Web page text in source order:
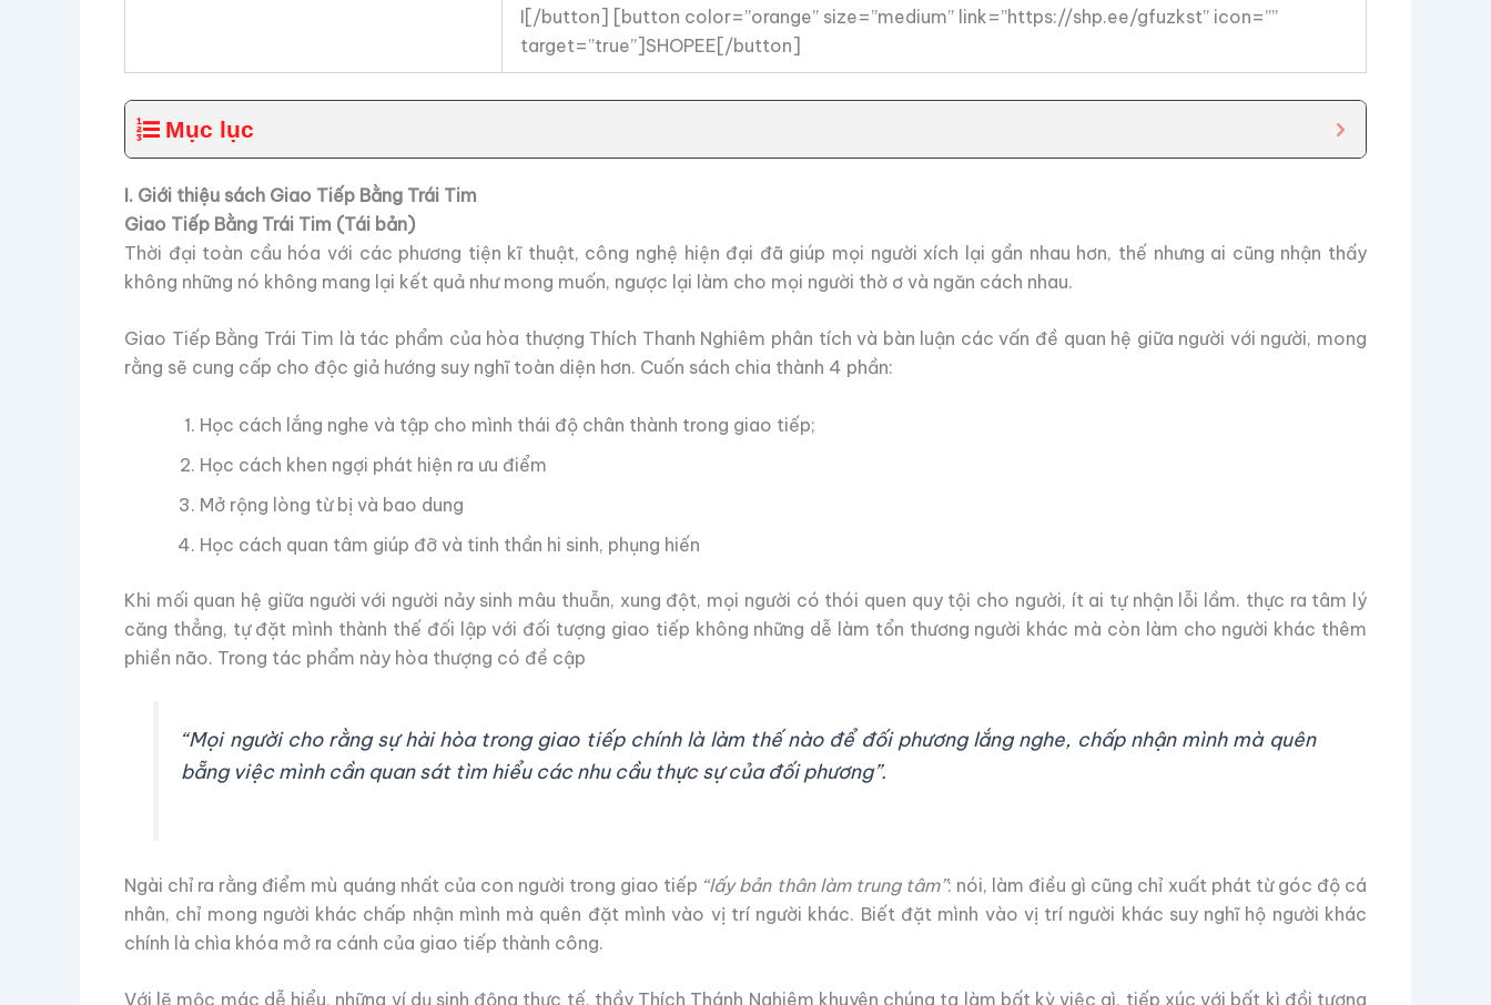
I[/button] [button color=”orange” size=”medium” link=”https://shp.ee/gfuzkst” icon=””
target=”true”]SHOPEE[/button]
Mục lục
I. Giới thiệu sách Giao Tiếp Bằng Trái Tim
Giao Tiếp Bằng Trái Tim (Tái bản)
Thời đại toàn cầu hóa với các phương tiện kĩ thuật, công nghệ hiện đại đã giúp mọi người xích lại gần nhau hơn, thế nhưng ai cũng nhận thấy
không những nó không mang lại kết quả như mong muốn, ngược lại làm cho mọi người thờ ơ và ngăn cách nhau.
Giao Tiếp Bằng Trái Tim là tác phẩm của hòa thượng Thích Thanh Nghiêm phân tích và bàn luận các vấn đề quan hệ giữa người với người, mong
rằng sẽ cung cấp cho độc giả hướng suy nghĩ toàn diện hơn. Cuốn sách chia thành 4 phần:
Học cách lắng nghe và tập cho mình thái độ chân thành trong giao tiếp;
Học cách khen ngợi phát hiện ra ưu điểm
Mở rộng lòng từ bị và bao dung
Học cách quan tâm giúp đỡ và tinh thần hi sinh, phụng hiến
Khi mối quan hệ giữa người với người nảy sinh mâu thuẫn, xung đột, mọi người có thói quen quy tội cho người, ít ai tự nhận lỗi lầm. thực ra tâm lý
căng thẳng, tự đặt mình thành thế đối lập với đối tượng giao tiếp không những dễ làm tổn thương người khác mà còn làm cho người khác thêm
phiền não. Trong tác phẩm này hòa thượng có đề cập
“Mọi người cho rằng sự hài hòa trong giao tiếp chính là làm thế nào để đối phương lắng nghe, chấp nhận mình mà quên
bẵng việc mình cần quan sát tìm hiểu các nhu cầu thực sự của đối phương”.
Ngài chỉ ra rằng điểm mù quáng nhất của con người trong giao tiếp “lấy bản thân làm trung tâm”: nói, làm điều gì cũng chỉ xuất phát từ góc độ cá
nhân, chỉ mong người khác chấp nhận mình mà quên đặt mình vào vị trí người khác. Biết đặt mình vào vị trí người khác suy nghĩ hộ người khác
chính là chìa khóa mở ra cánh của giao tiếp thành công.
Với lẽ mộc mác dễ hiểu, những ví dụ sinh động thực tế, thầy Thích Thánh Nghiêm khuyên chúng ta làm bất kỳ việc gì, tiếp xúc với bất kì đồi tượng